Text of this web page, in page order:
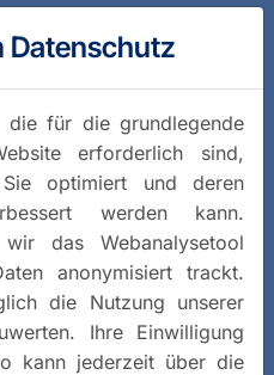
Datenschutz
die für die grundlegende
erforderlich sind,
optimiert und deren
werden kann.
das Webanalysetool
anonymisiert trackt.
die Nutzung unserer
Ihre Einwilligung
kann jederzeit über die